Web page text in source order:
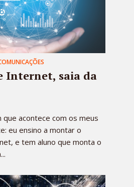
Internet, saia da
que acontece com os meus
eu ensino a montar o
e tem aluno que monta o